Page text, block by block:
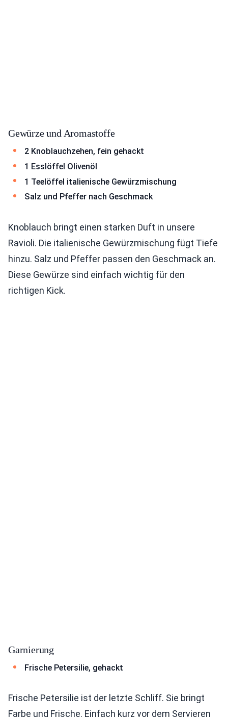
Gewürze und Aromastoffe
2 Knoblauchzehen, fein gehackt
1 Esslöffel Olivenöl
1 Teelöffel italienische Gewürzmischung
Salz und Pfeffer nach Geschmack
Knoblauch bringt einen starken Duft in unsere
Ravioli. Die italienische Gewürzmischung fügt Tiefe
hinzu. Salz und Pfeffer passen den Geschmack an.
Diese Gewürze sind einfach wichtig für den
richtigen Kick.
Garnierung
Frische Petersilie, gehackt
Frische Petersilie ist der letzte Schliff. Sie bringt
Farbe und Frische. Einfach kurz vor dem Servieren